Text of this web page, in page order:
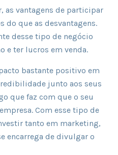
as vantagens de participar
do que as desvantagens.
desse tipo de negócio
e ter lucros em venda.
bastante positivo em
junto aos seus
que faz com que o seu
Com esse tipo de
tanto em marketing,
encarrega de divulgar o